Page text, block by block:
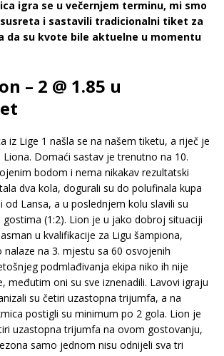
igra se u večernjem terminu, mi smo
i sastavili tradicionalni tiket za
da su kvote bile aktuelne u momentu
– 2 @ 1.85 u
iz Lige 1 našla se na našem tiketu, a riječ je
Domaći sastav je trenutno na 10.
bodom i nema nikakav rezultatski
dva kola, dogurali su do polufinala kupa
od Lansa, a u poslednjem kolu slavili su
gostima (1:2). Lion je u jako dobroj situaciji
u kvalifikacije za Ligu šampiona,
na 3. mjestu sa 60 osvojenih
podmlađivanja ekipa niko ih nije
međutim oni su sve iznenadili. Lavovi igraju
su četiri uzastopna trijumfa, a na
postigli su minimum po 2 gola. Lion je
uzastopna trijumfa na ovom gostovanju,
samo jednom nisu odnijeli sva tri